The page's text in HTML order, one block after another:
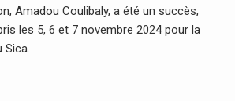
Amadou Coulibaly, a été un succès,
les 5, 6 et 7 novembre 2024 pour la
Sica.